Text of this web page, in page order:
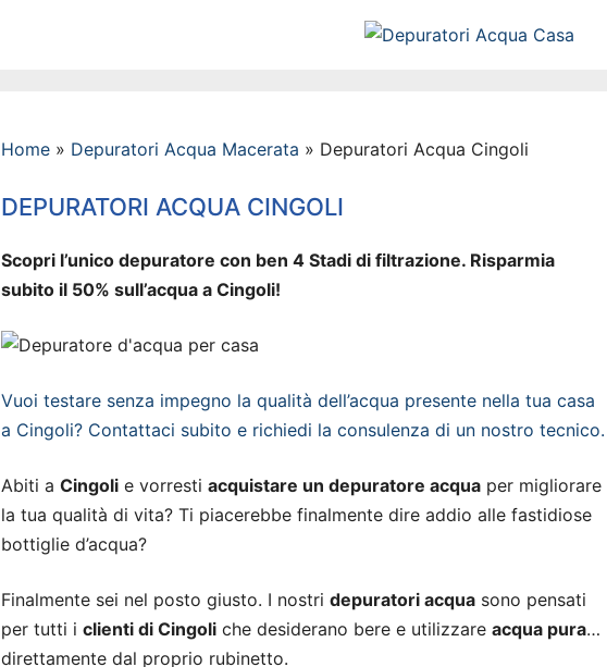
Home » Depuratori Acqua Macerata » Depuratori Acqua Cingoli
DEPURATORI ACQUA CINGOLI
Scopri l’unico depuratore con ben 4 Stadi di filtrazione. Risparmia
subito il 50% sull’acqua a Cingoli!
Vuoi testare senza impegno la qualità dell’acqua presente nella tua casa
a Cingoli? Contattaci subito e richiedi la consulenza di un nostro tecnico.
Abiti a Cingoli e vorresti acquistare un depuratore acqua per migliorare
la tua qualità di vita? Ti piacerebbe finalmente dire addio alle fastidiose
bottiglie d’acqua?
Finalmente sei nel posto giusto. I nostri depuratori acqua sono pensati
per tutti i clienti di Cingoli che desiderano bere e utilizzare acqua pura…
direttamente dal proprio rubinetto.